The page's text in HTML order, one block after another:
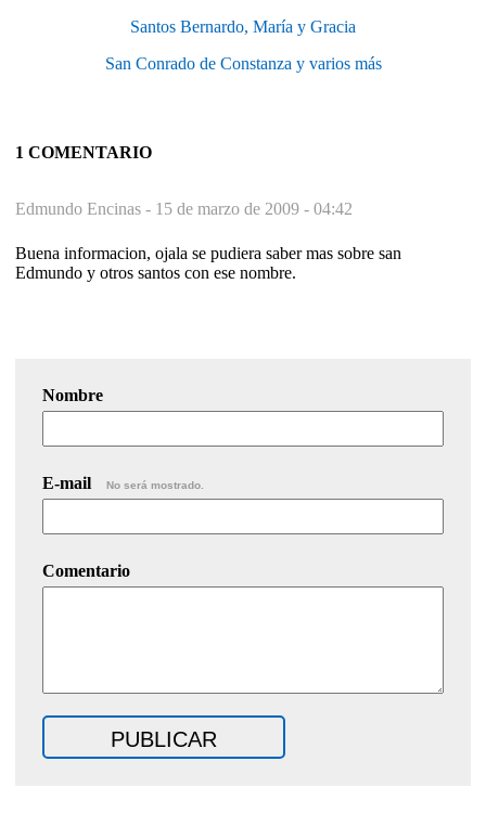
Santos Bernardo, María y Gracia
San Conrado de Constanza y varios más
1 COMENTARIO
Edmundo Encinas - 15 de marzo de 2009 - 04:42
Buena informacion, ojala se pudiera saber mas sobre san
Edmundo y otros santos con ese nombre.
Nombre
E-mail No será mostrado.
Comentario